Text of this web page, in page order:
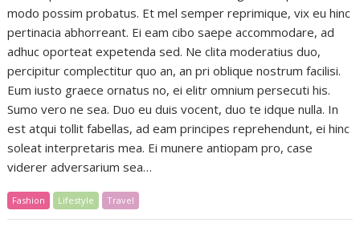
modo possim probatus. Et mel semper reprimique, vix eu hinc
pertinacia abhorreant. Ei eam cibo saepe accommodare, ad
adhuc oporteat expetenda sed. Ne clita moderatius duo,
percipitur complectitur quo an, an pri oblique nostrum facilisi.
Eum iusto graece ornatus no, ei elitr omnium persecuti his.
Sumo vero ne sea. Duo eu duis vocent, duo te idque nulla. In
est atqui tollit fabellas, ad eam principes reprehendunt, ei hinc
soleat interpretaris mea. Ei munere antiopam pro, case
viderer adversarium sea…
Fashion Lifestyle Travel